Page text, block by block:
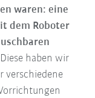
waren: eine
dem Roboter
Diese haben wir
verschiedene